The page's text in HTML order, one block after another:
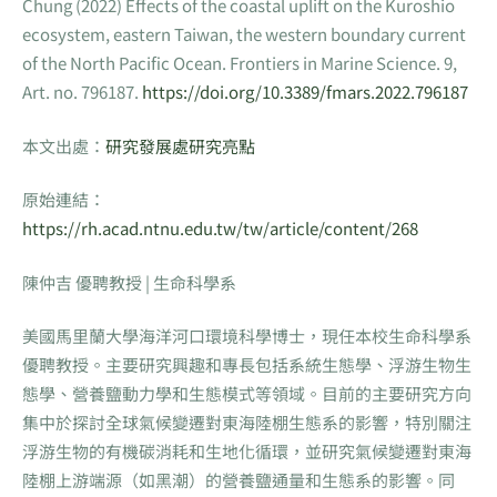
Chung (2022) Effects of the coastal uplift on the Kuroshio
ecosystem, eastern Taiwan, the western boundary current
of the North Pacific Ocean. Frontiers in Marine Science. 9,
Art. no. 796187. https://doi.org/10.3389/fmars.2022.796187
本文出處： 研究發展處研究亮點
原始連結：
https://rh.acad.ntnu.edu.tw/tw/article/content/268
陳仲吉 優聘教授 | 生命科學系
美國馬里蘭大學海洋河口環境科學博士，現任本校生命科學系
優聘教授。主要研究興趣和專長包括系統生態學、浮游生物生
態學、營養鹽動力學和生態模式等領域。目前的主要研究方向
集中於探討全球氣候變遷對東海陸棚生態系的影響，特別關注
浮游生物的有機碳消耗和生地化循環，並研究氣候變遷對東海
陸棚上游端源（如黑潮）的營養鹽通量和生態系的影響。同